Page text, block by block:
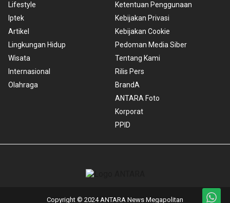
Lifestyle
Iptek
Artikel
Lingkungan Hidup
Wisata
Internasional
Olahraga
Ketentuan Penggunaan
Kebijakan Privasi
Kebijakan Cookie
Pedoman Media Siber
Tentang Kami
Rilis Pers
BrandA
ANTARA Foto
Korporat
PPID
Copyright © 2024 ANTARA News Megapolitan